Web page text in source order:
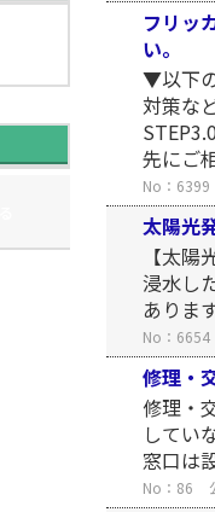
フリッ
い。
▼以下
対策な
先にご
No：6399
太陽光
【太
浸水し
ありま
No：6654
修理・
修理・
してい
窓口は
No：86